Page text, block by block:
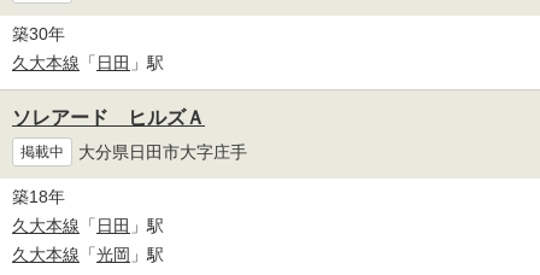
築30年
久大本線 「 日田 」駅
ソレアード ヒルズＡ
掲載中 大分県日田市大字庄手
築18年
久大本線 「 日田 」駅
久大本線 「光岡 」駅